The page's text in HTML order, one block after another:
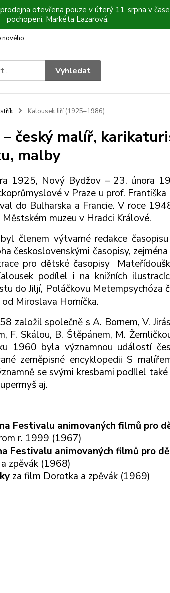
otevřena pouze v úterý 11. srpna v
pochopení, Markéta Lazarová.
nového
Vyhledat
Kalousek Jiří (1925–1986)
– český malíř,
malby
1925, Nový Bydžov – 23. února
v Praze u prof.
do Bulharska a Francie. V roce
muzeu v Hradci Králové.
členem výtvarné redakce
československými časopisy,
pro dětské časopisy
podílel i na knižních
do Jiljí, Poláčkovu Metempsychóza
Miroslava Horníčka.
založil společně s A. Bornem, V.
F. Skálou, B. Štěpánem, M.
1960 byla významnou událostí
zeměpisné encyklopedii S
se svými kresbami podílel
aj.
Festivalu animovaných filmů pro
r. 1999 (1967)
Festivalu animovaných filmů pro
zpěvák (1968)
za film Dorotka a zpěvák (1969)